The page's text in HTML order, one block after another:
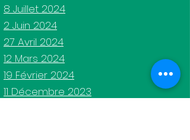
8 Juillet 2024
2 Juin 2024
27 Avril 2024
12 Mars 2024
19 Février 2024
11 Décembre 2023